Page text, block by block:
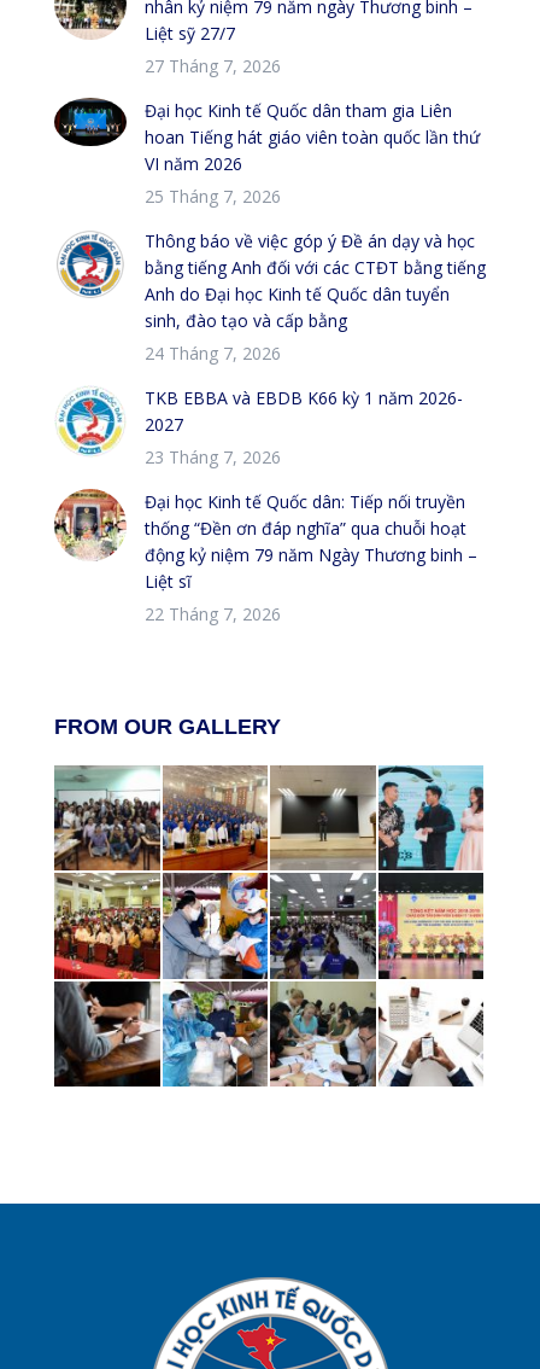
nhân kỷ niệm 79 năm ngày Thương binh –
Liệt sỹ 27/7
27 Tháng 7, 2026
Đại học Kinh tế Quốc dân tham gia Liên
hoan Tiếng hát giáo viên toàn quốc lần thứ
VI năm 2026
25 Tháng 7, 2026
Thông báo về việc góp ý Đề án dạy và học
bằng tiếng Anh đối với các CTĐT bằng tiếng
Anh do Đại học Kinh tế Quốc dân tuyển
sinh, đào tạo và cấp bằng
24 Tháng 7, 2026
TKB EBBA và EBDB K66 kỳ 1 năm 2026-
2027
23 Tháng 7, 2026
Đại học Kinh tế Quốc dân: Tiếp nối truyền
thống “Đền ơn đáp nghĩa” qua chuỗi hoạt
động kỷ niệm 79 năm Ngày Thương binh –
Liệt sĩ
22 Tháng 7, 2026
FROM OUR GALLERY